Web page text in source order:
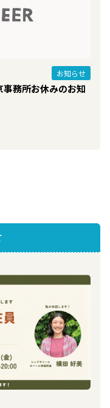
お知らせ
務所お休みのお知